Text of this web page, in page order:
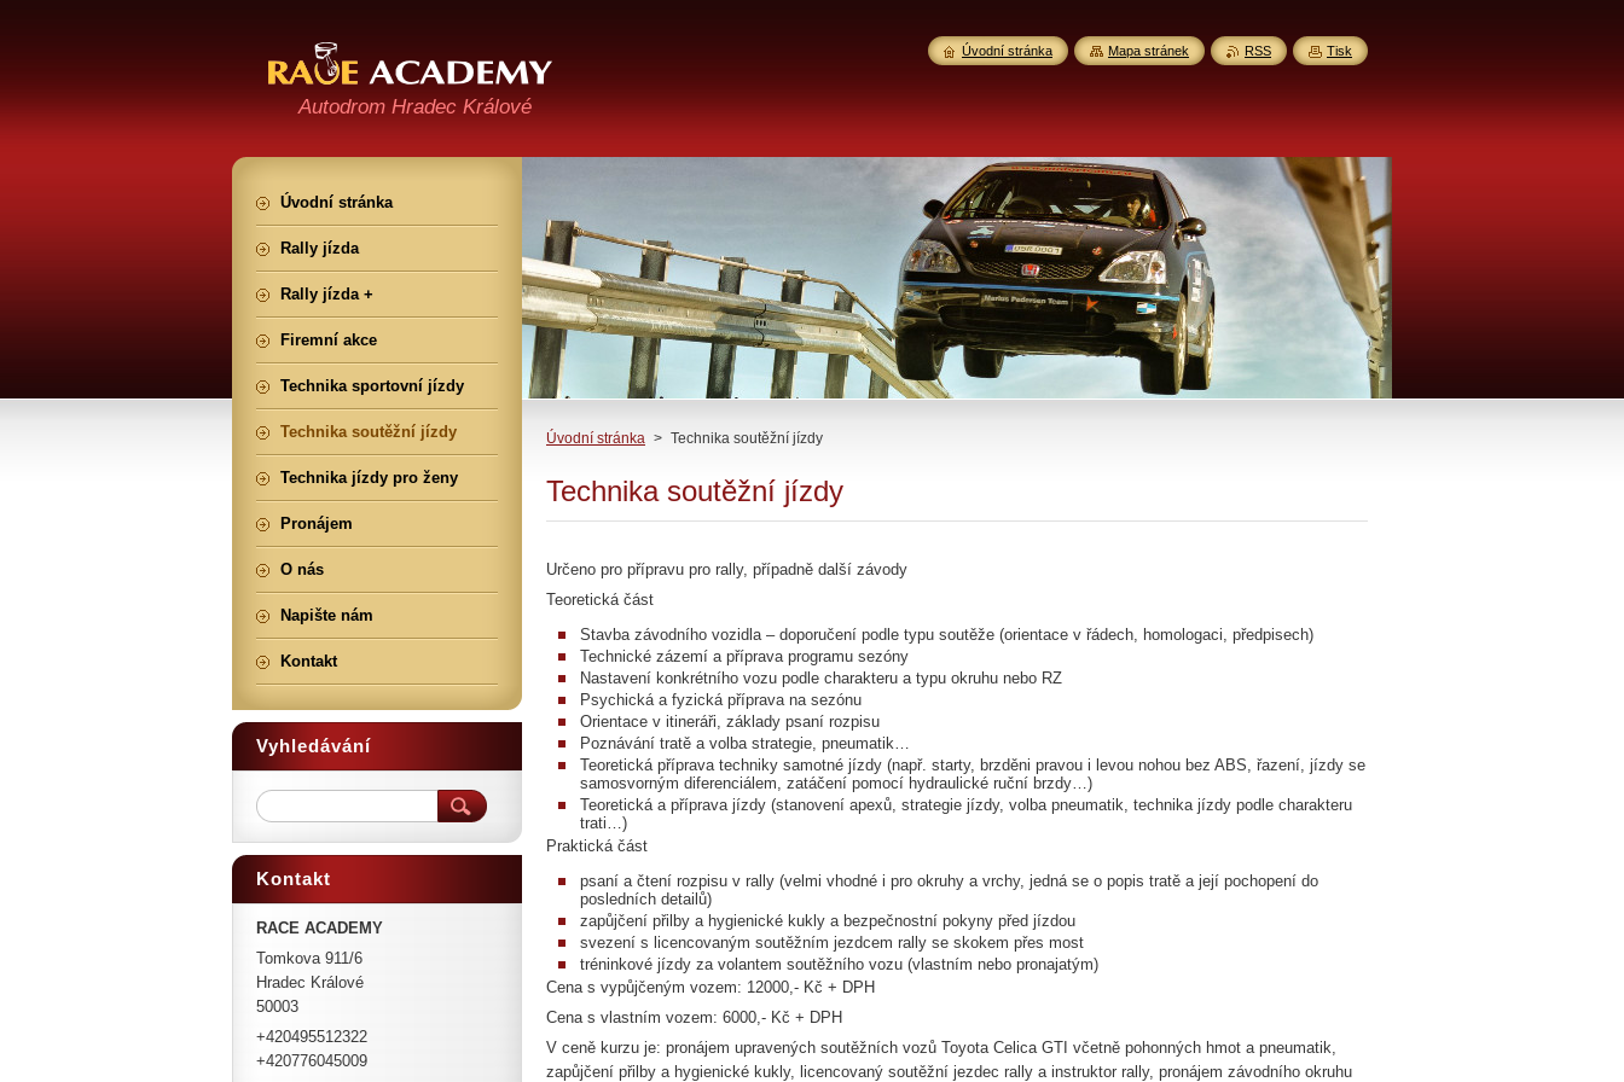
Autodrom Hradec Králové
Úvodní stránka > Technika soutěžní jízdy
Technika soutěžní jízdy
Určeno pro přípravu pro rally, případně další závody
Teoretická část
Stavba závodního vozidla – doporučení podle typu soutěže (orientace v řádech, homologaci, předpisech)
Technické zázemí a příprava programu sezóny
Nastavení konkrétního vozu podle charakteru a typu okruhu nebo RZ
Psychická a fyzická příprava na sezónu
Orientace v itineráři, základy psaní rozpisu
Poznávání tratě a volba strategie, pneumatik…
Teoretická příprava techniky samotné jízdy (např. starty, brzděni pravou i levou nohou bez ABS, řazení, jízdy se
samosvorným diferenciálem, zatáčení pomocí hydraulické ruční brzdy…)
Teoretická a příprava jízdy (stanovení apexů, strategie jízdy, volba pneumatik, technika jízdy podle charakteru
trati…)
Praktická část
psaní a čtení rozpisu v rally (velmi vhodné i pro okruhy a vrchy, jedná se o popis tratě a její pochopení do
posledních detailů)
zapůjčení přilby a hygienické kukly a bezpečnostní pokyny před jízdou
svezení s licencovaným soutěžním jezdcem rally se skokem přes most
tréninkové jízdy za volantem soutěžního vozu (vlastním nebo pronajatým)
Cena s vypůjčeným vozem: 12000,- Kč + DPH
Cena s vlastním vozem: 6000,- Kč + DPH
V ceně kurzu je: pronájem upravených soutěžních vozů Toyota Celica GTI včetně pohonných hmot a pneumatik,
zapůjčení přilby a hygienické kukly, licencovaný soutěžní jezdec rally a instruktor rally, pronájem závodního okruhu
Úvodní stránka
Rally jízda
Rally jízda +
Firemní akce
Technika sportovní jízdy
Technika soutěžní jízdy
Technika jízdy pro ženy
Pronájem
O nás
Napište nám
Kontakt
Vyhledávání
Kontakt
RACE ACADEMY
Tomkova 911/6
Hradec Králové
50003
+420495512322
+420776045009
Úvodní stránka Mapa stránek RSS Tisk